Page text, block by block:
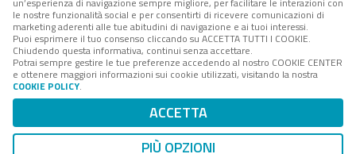
Stentella
FPA s.r.l. è società soggetta a Direzione e
Coordinamento da parte di Digital360 S.p.A. - FPA s.r.l.
è un'azienda certificata per il sistema di management
Codice Fiscale/Partita IVA n. 10693191008 - R.E.A. Roma
n. 1249791. ISP AWS
Mappa del sito
le nostre funzionalità social e per consentirti di ricevere comunicazioni di
marketing aderenti alle tue abitudini di navigazione e ai tuoi interessi.
Puoi esprimere il tuo consenso cliccando su ACCETTA TUTTI I COOKIE.
Chiudendo questa informativa, continui senza accettare.
Potrai sempre gestire le tue preferenze accedendo al nostro COOKIE CENTER
e ottenere maggiori informazioni sui cookie utilizzati, visitando la nostra
COOKIE POLICY.
ACCETTA
PIÙ OPZIONI